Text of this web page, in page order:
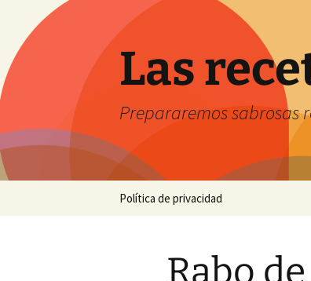
contenido
Las
Prepararemos sabrosas
Política de privacidad
Rabo